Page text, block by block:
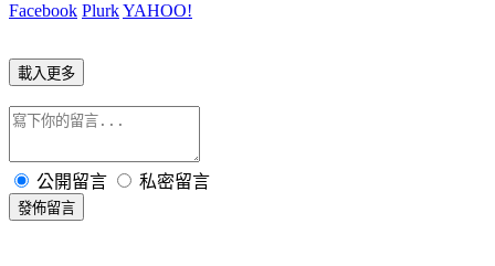
Facebook PlurkYAHOO!
載入更多
公開留言 私密留言
發佈留言